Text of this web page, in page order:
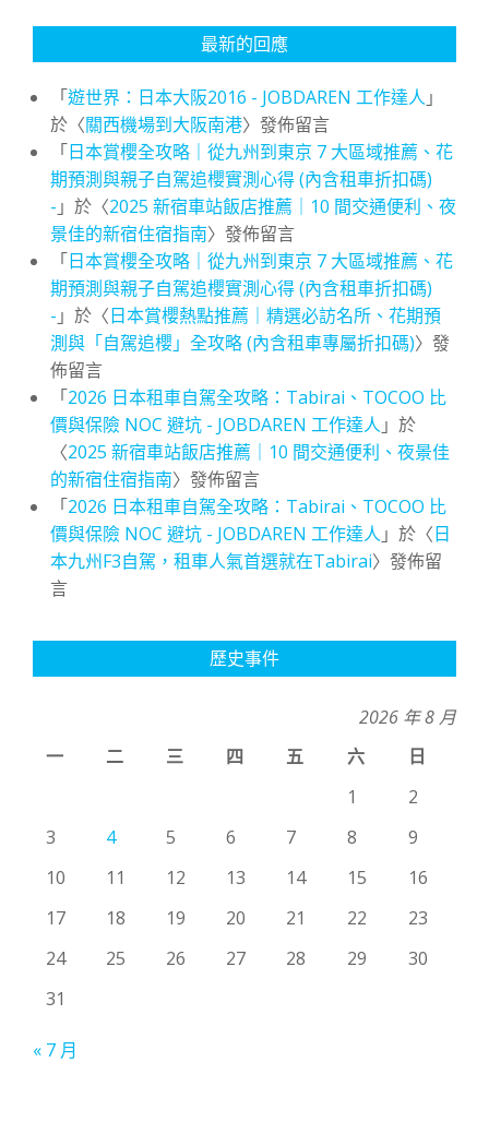
最新的回應
「遊世界：日本大阪2016 - JOBDAREN 工作達人 」
於〈關西機場到大阪南港〉發佈留言
「日本賞櫻全攻略｜從九州到東京 7 大區域推薦、花
期預測與親子自駕追櫻實測心得 (內含租車折扣碼)
- 」於〈2025 新宿車站飯店推薦｜10 間交通便利、夜
景佳的新宿住宿指南〉發佈留言
「日本賞櫻全攻略｜從九州到東京 7 大區域推薦、花
期預測與親子自駕追櫻實測心得 (內含租車折扣碼)
- 」於〈日本賞櫻熱點推薦｜精選必訪名所、花期預
測與「自駕追櫻」全攻略 (內含租車專屬折扣碼)〉發
佈留言
「2026 日本租車自駕全攻略：Tabirai、TOCOO 比
價與保險 NOC 避坑 - JOBDAREN 工作達人 」於
〈2025 新宿車站飯店推薦｜10 間交通便利、夜景佳
的新宿住宿指南〉發佈留言
「2026 日本租車自駕全攻略：Tabirai、TOCOO 比
價與保險 NOC 避坑 - JOBDAREN 工作達人 」於〈日
本九州F3自駕，租車人氣首選就在Tabirai〉發佈留
言
歷史事件
2026 年 8 月
一
二 三 四 五 六
日
1
2
3
4 5 6 7 8
9
10
11 12 13 14 15
16
17
18 19 20 21 22
23
24
25 26 27 28 29
30
31
« 7 月